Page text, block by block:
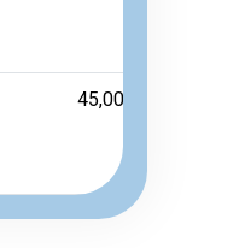
45,00 €